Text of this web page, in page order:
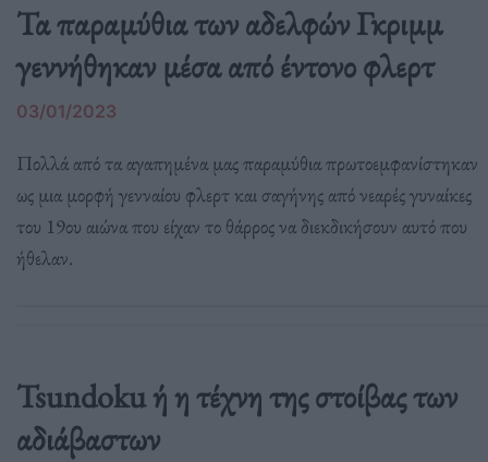
Τα παραμύθια των αδελφών Γκριμμ
γεννήθηκαν μέσα από έντονο φλερτ
03/01/2023
Πολλά από τα αγαπημένα μας παραμύθια πρωτοεμφανίστηκαν
ως μια μορφή γενναίου φλερτ και σαγήνης από νεαρές γυναίκες
του 19ου αιώνα που είχαν το θάρρος να διεκδικήσουν αυτό που
ήθελαν.
Tsundoku ή η τέχνη της στοίβας των
αδιάβαστων